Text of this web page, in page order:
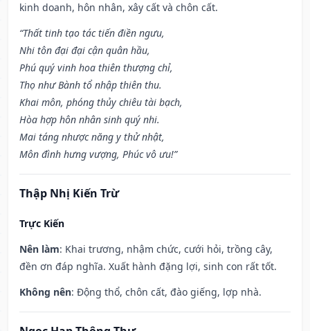
kinh doanh, hôn nhân, xây cất và chôn cất.
“Thất tinh tạo tác tiến điền ngưu,
Nhi tôn đại đại cận quân hầu,
Phú quý vinh hoa thiên thượng chỉ,
Thọ như Bành tổ nhập thiên thu.
Khai môn, phóng thủy chiêu tài bạch,
Hòa hợp hôn nhân sinh quý nhi.
Mai táng nhược năng y thử nhật,
Môn đình hưng vượng, Phúc vô ưu!”
Thập Nhị Kiến Trừ
Trực Kiến
Nên làm: Khai trương, nhậm chức, cưới hỏi, trồng cây,
đền ơn đáp nghĩa. Xuất hành đặng lợi, sinh con rất tốt.
Không nên: Động thổ, chôn cất, đào giếng, lợp nhà.